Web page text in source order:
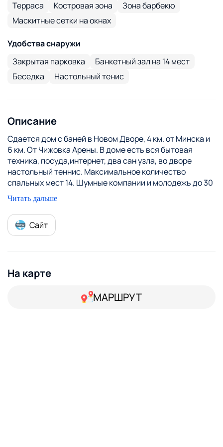
Терраса Костровая зона
Зона барбекю
Маскитные сетки на окнах
Удобства снаружи
Закрытая парковка
Банкетный зал на 14 мест
Беседка
Настольный тенис
Описание
Сдается дом с баней в Новом Дворе, 4 км. от Минска и
6 км. От Чижовка Арены. В доме есть вся бытовая
техника, посуда,интернет, два сан узла, во дворе
настольный теннис. Максимальное количество
спальных мест 14. Шумные компании и молодежь до 30
лет просьба не беспокоить.
Читать дальше
Сайт
На карте
МАРШРУТ